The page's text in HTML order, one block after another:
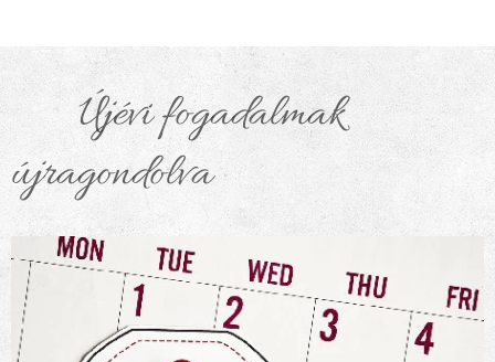
✨ Újévi fogadalmak
újragondolva